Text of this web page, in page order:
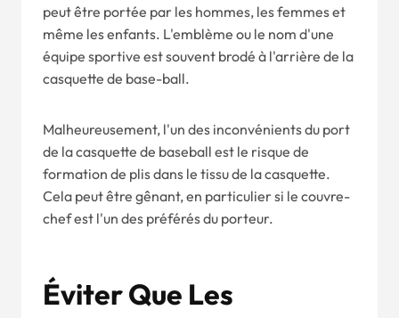
peut être portée par les hommes, les femmes et
même les enfants. L'emblème ou le nom d'une
équipe sportive est souvent brodé à l'arrière de la
casquette de base-ball.
Malheureusement, l'un des inconvénients du port
de la casquette de baseball est le risque de
formation de plis dans le tissu de la casquette.
Cela peut être gênant, en particulier si le couvre-
chef est l'un des préférés du porteur.
Éviter Que Les